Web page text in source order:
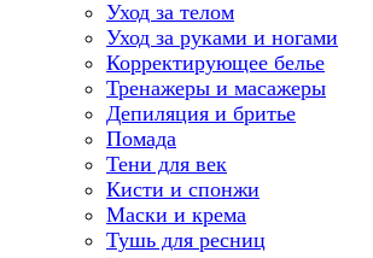
Уход за телом
Уход за руками и ногами
Корректирующее белье
Тренажеры и масажеры
Депиляция и бритье
Помада
Тени для век
Кисти и спонжи
Маски и крема
Тушь для ресниц